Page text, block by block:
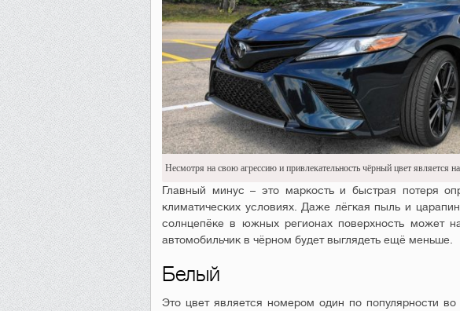
Несмотря на свою агрессию и привлекательность чёрный цвет является
Главный минус – это маркость и быстрая потеря
климатических условиях. Даже лёгкая пыль и
солнцепёке в южных регионах поверхность может
автомобильчик в чёрном будет выглядеть ещё меньше.
Белый
Это цвет является номером один по популярности